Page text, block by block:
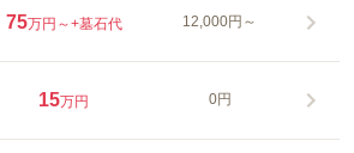
75万円～+墓石代 12,000円～
15万円 0円